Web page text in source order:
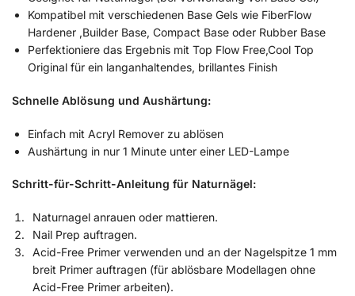
Kompatibel mit verschiedenen Base Gels wie FiberFlow
Hardener ,Builder Base, Compact Base oder Rubber Base
Perfektioniere das Ergebnis mit Top Flow Free,Cool Top
Original für ein langanhaltendes, brillantes Finish
Schnelle Ablösung und Aushärtung:
Einfach mit Acryl Remover zu ablösen
Aushärtung in nur 1 Minute unter einer LED-Lampe
Schritt-für-Schritt-Anleitung für Naturnägel:
Naturnagel anrauen oder mattieren.
Nail Prep auftragen.
Acid-Free Primer verwenden und an der Nagelspitze 1 mm
breit Primer auftragen (für ablösbare Modellagen ohne
Acid-Free Primer arbeiten).